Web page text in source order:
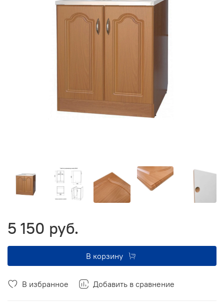
В избранное Добавить в сравнение
5 150 руб.
В корзину